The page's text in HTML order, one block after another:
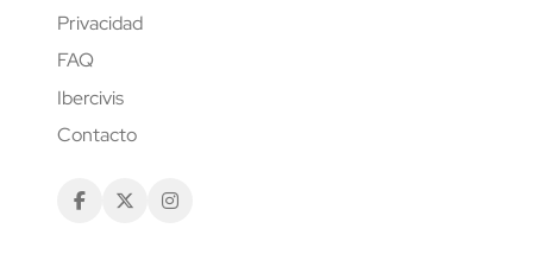
Privacidad
FAQ
Ibercivis
Contacto